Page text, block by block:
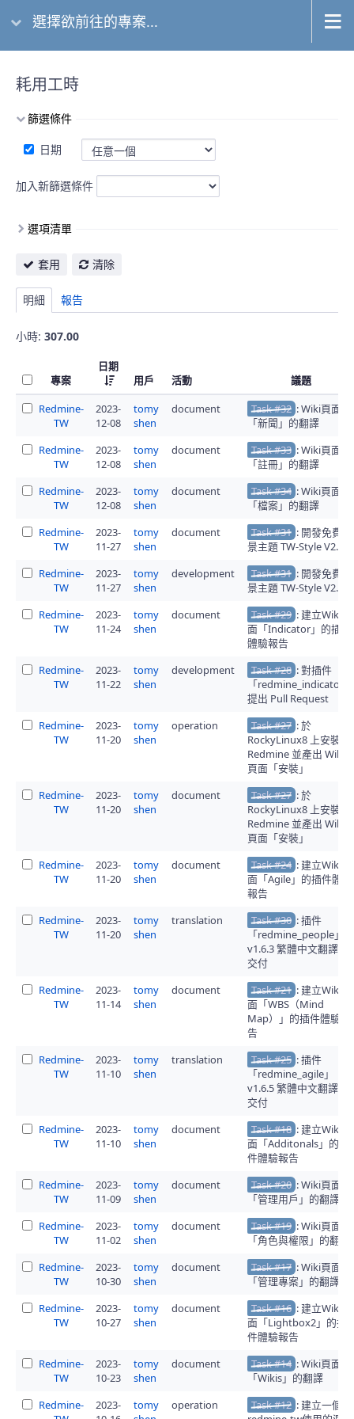
選擇欲前往的專案...
耗用工時
篩選條件
日期
加入新篩選條件
選項清單
套用 清除
明細 報告
小時: 307.00
專案
日期
用戶
活動
議題
Redmine-
TW
2023-
12-08
tomy
shen
document Task #32 : Wiki頁面
「新聞」的翻譯
Redmine-
TW
2023-
12-08
tomy
shen
document Task #33 : Wiki頁面
「註冊」的翻譯
Redmine-
TW
2023-
12-08
tomy
shen
document Task #34 : Wiki頁面
「檔案」的翻譯
Redmine-
TW
2023-
11-27
tomy
shen
document Task #31 : 開發免費佈
景主題 TW-Style V2.0.0
Redmine-
TW
2023-
11-27
tomy
shen
development Task #31 : 開發免費佈
景主題 TW-Style V2.0.0
Redmine-
TW
2023-
11-24
tomy
shen
document Task #29 : 建立Wiki頁
面「Indicator」的插件
體驗報告
Redmine-
TW
2023-
11-22
tomy
shen
development Task #28 : 對插件
「redmine_indicator」
提出 Pull Request
Redmine-
TW
2023-
11-20
tomy
shen
operation Task #27 : 於
RockyLinux8 上安裝
Redmine 並產出 Wiki
頁面「安裝」
Redmine-
TW
2023-
11-20
tomy
shen
document Task #27 : 於
RockyLinux8 上安裝
Redmine 並產出 Wiki
頁面「安裝」
Redmine-
TW
2023-
11-20
tomy
shen
document Task #24 : 建立Wiki頁
面「Agile」的插件體驗
報告
Redmine-
TW
2023-
11-20
tomy
shen
translation Task #30 : 插件
「redmine_people」
v1.6.3 繁體中文翻譯的
交付
Redmine-
TW
2023-
11-14
tomy
shen
document Task #21 : 建立Wiki頁
面「WBS（Mind
Map）」的插件體驗報
告
Redmine-
TW
2023-
11-10
tomy
shen
translation Task #25 : 插件
「redmine_agile」
v1.6.5 繁體中文翻譯的
交付
Redmine-
TW
2023-
11-10
tomy
shen
document Task #18 : 建立Wiki頁
面「Additonals」的插
件體驗報告
Redmine-
TW
2023-
11-09
tomy
shen
document Task #20 : Wiki頁面
「管理用戶」的翻譯
Redmine-
TW
2023-
11-02
tomy
shen
document Task #19 : Wiki頁面
「角色與權限」的翻譯
Redmine-
TW
2023-
10-30
tomy
shen
document Task #17 : Wiki頁面
「管理專案」的翻譯
Redmine-
TW
2023-
10-27
tomy
shen
document Task #16 : 建立Wiki頁
面「Lightbox2」的插
件體驗報告
Redmine-
TW
2023-
10-23
tomy
shen
document Task #14 : Wiki頁面
「Wikis」的翻譯
Redmine-
2023-
tomy
operation Task #12 : 建立一個